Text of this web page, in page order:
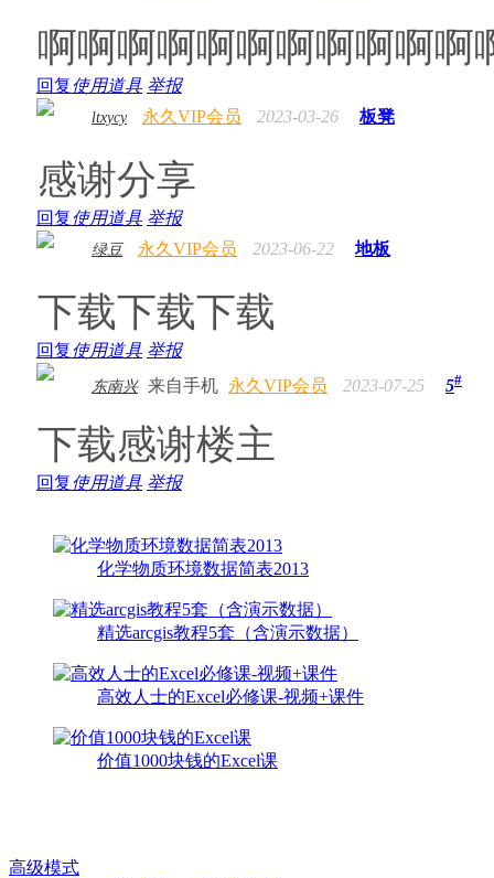
啊啊啊啊啊啊啊啊啊啊啊
回复使用道具 举报
ltxycy 永久VIP会员 2023-03-26 板凳
感谢分享
回复使用道具 举报
绿豆 永久VIP会员 2023-06-22 地板
下载下载下载
回复使用道具 举报
东南兴 来自手机 永久VIP会员 2023-07-25 5#
下载感谢楼主
回复使用道具 举报
化学物质环境数据简表2013
精选arcgis教程5套（含演示数据）
高效人士的Excel必修课-视频+课件
价值1000块钱的Excel课
高级模式